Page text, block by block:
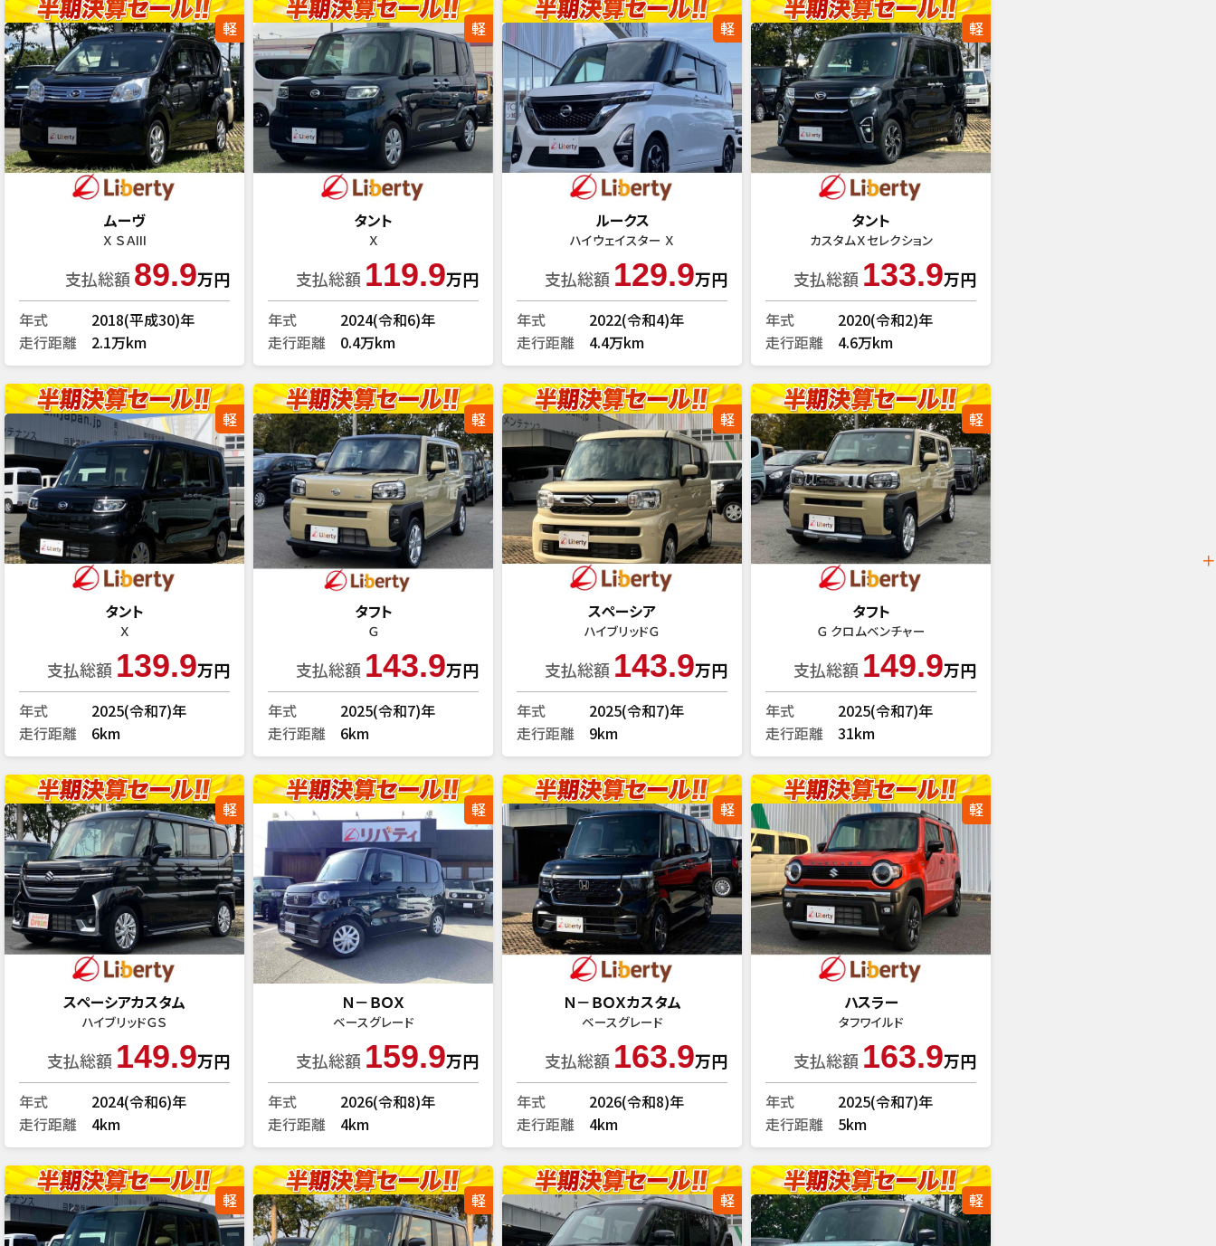
軽
ムーヴ
Ｘ ＳＡIII
支払総額 89.9万円
年式
2018(平成30)年
走行距離
2.1万km
軽
タント
Ｘ
支払総額 119.9万円
年式
2024(令和6)年
走行距離
0.4万km
軽
ルークス
ハイウェイスター Ｘ
支払総額 129.9万円
年式
2022(令和4)年
走行距離
4.4万km
軽
タント
カスタムＸセレクション
支払総額 133.9万円
年式
2020(令和2)年
走行距離
4.6万km
軽
タント
Ｘ
支払総額 139.9万円
年式
2025(令和7)年
走行距離
6km
軽
タフト
Ｇ
支払総額 143.9万円
年式
2025(令和7)年
走行距離
6km
軽
スペーシア
ハイブリッドＧ
支払総額 143.9万円
年式
2025(令和7)年
走行距離
9km
軽
タフト
Ｇ クロムベンチャー
支払総額 149.9万円
年式
2025(令和7)年
走行距離
31km
軽
スペーシアカスタム
ハイブリッドＧＳ
支払総額 149.9万円
年式
2024(令和6)年
走行距離
4km
軽
Ｎ－ＢＯＸ
ベースグレード
支払総額 159.9万円
年式
2026(令和8)年
走行距離
4km
軽
Ｎ－ＢＯＸカスタム
ベースグレード
支払総額 163.9万円
年式
2026(令和8)年
走行距離
4km
軽
ハスラー
タフワイルド
支払総額 163.9万円
年式
2025(令和7)年
走行距離
5km
軽 軽 軽 軽